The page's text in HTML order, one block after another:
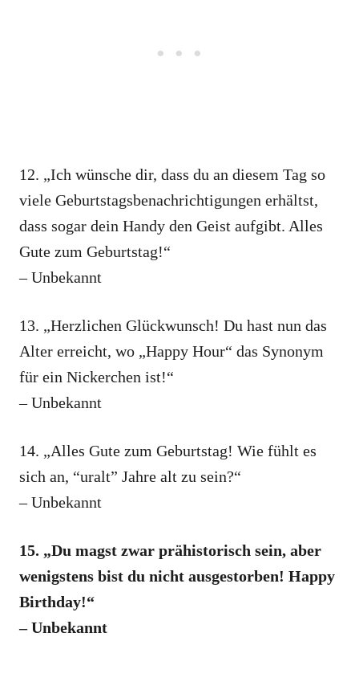
12. „Ich wünsche dir, dass du an diesem Tag so
viele Geburtstagsbenachrichtigungen erhältst,
dass sogar dein Handy den Geist aufgibt. Alles
Gute zum Geburtstag!“
– Unbekannt
13. „Herzlichen Glückwunsch! Du hast nun das
Alter erreicht, wo „Happy Hour“ das Synonym
für ein Nickerchen ist!“
– Unbekannt
14. „Alles Gute zum Geburtstag! Wie fühlt es
sich an, “uralt” Jahre alt zu sein?“
– Unbekannt
15. „Du magst zwar prähistorisch sein, aber
wenigstens bist du nicht ausgestorben! Happy
Birthday!“
– Unbekannt